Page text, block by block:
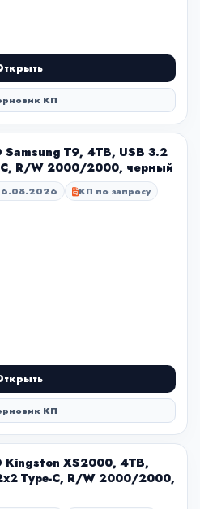
КП
T9, 4TB, USB 3.2
C, R/W 2000/2000, черный
КП по запросу
КП
Kingston XS2000, 4TB,
Type-C, R/W 2000/2000,